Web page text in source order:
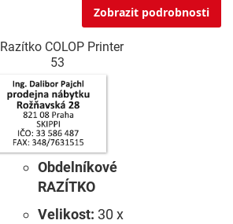
Zobrazit podrobnosti
Razítko COLOP Printer
53
Obdelníkové
RAZÍTKO
Velikost: 30 x